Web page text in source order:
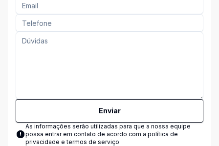
Enviar
As informações serão utilizadas para que a nossa equipe
possa entrar em contato de acordo com a política de
privacidade e termos de serviço